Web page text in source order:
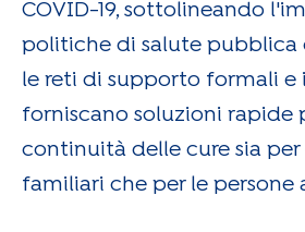
COVID-19, sottolineando
politiche di salute pubblica
le reti di supporto formali e
forniscano soluzioni rapide
continuità delle cure sia per
familiari che per le persone